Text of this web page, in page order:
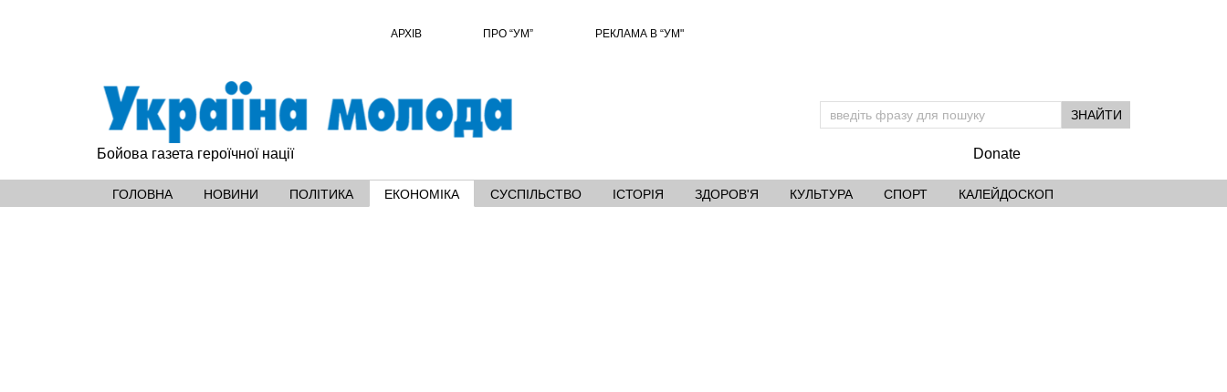
АРХІВ ПРО “УМ” РЕКЛАМА В “УМ"
Бойова газета героїчної нації Donate
ГОЛОВНА НОВИНИ ПОЛІТИКА ЕКОНОМІКА СУСПІЛЬСТВО ІСТОРІЯ ЗДОРОВ'Я КУЛЬТУРА СПОРТ КАЛЕЙДОСКОП